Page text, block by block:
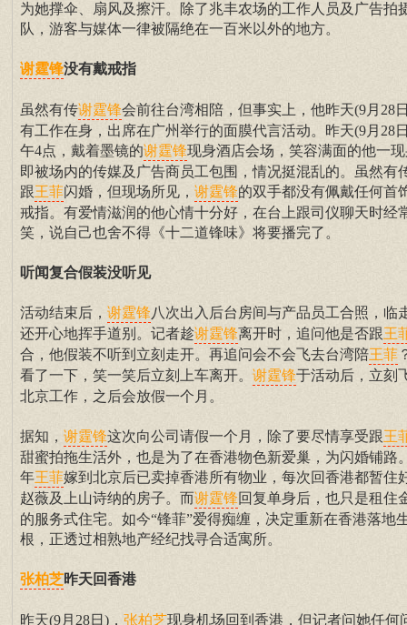
为她撑伞、扇风及擦汗。除了兆丰农场的工作人员及广告拍
队，游客与媒体一律被隔绝在一百米以外的地方。
谢霆锋没有戴戒指
虽然有传谢霆锋会前往台湾相陪，但事实上，他昨天(9月28
有工作在身，出席在广州举行的面膜代言活动。昨天(9月28
午4点，戴着墨镜的谢霆锋现身酒店会场，笑容满面的他一
即被场内的传媒及广告商员工包围，情况挺混乱的。虽然有
跟王菲闪婚，但现场所见， 谢霆锋的双手都没有佩戴任何首
戒指。有爱情滋润的他心情十分好，在台上跟司仪聊天时经
笑，说自己也舍不得《十二道锋味》将要播完了。
听闻复合假装没听见
活动结束后， 谢霆锋八次出入后台房间与产品员工合照，临
还开心地挥手道别。记者趁谢霆锋离开时，追问他是否跟王
合，他假装不听到立刻走开。再追问会不会飞去台湾陪王菲
看了一下，笑一笑后立刻上车离开。 谢霆锋于活动后，立刻
北京工作，之后会放假一个月。
据知， 谢霆锋这次向公司请假一个月，除了要尽情享受跟王
甜蜜拍拖生活外，也是为了在香港物色新爱巢，为闪婚铺路
年王菲嫁到北京后已卖掉香港所有物业，每次回香港都暂住
赵薇及上山诗纳的房子。而谢霆锋回复单身后，也只是租住
的服务式住宅。如今“锋菲”爱得痴缠，决定重新在香港落地
根，正透过相熟地产经纪找寻合适寓所。
张柏芝昨天回香港
昨天(9月28日)， 张柏芝现身机场回到香港，但记者问她任何